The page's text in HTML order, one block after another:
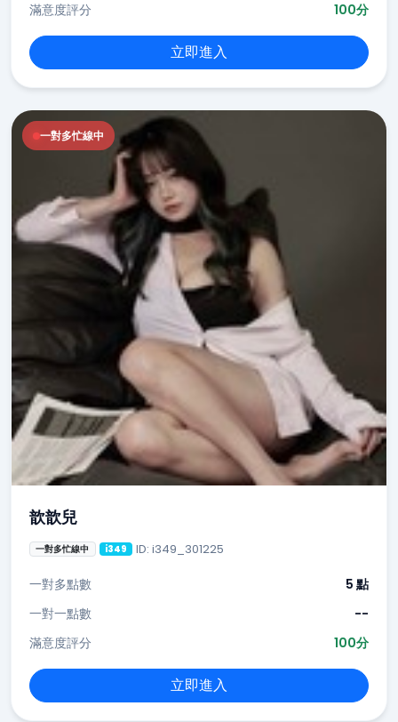
滿意度評分
100分
立即進入
一對多忙線中
歆歆兒
一對多忙線中 i349 ID: i349_301225
一對多點數
5 點
一對一點數
--
滿意度評分
100分
立即進入